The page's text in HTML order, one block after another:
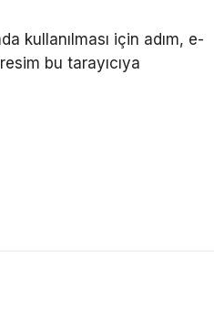
kullanılması için adım, e-
bu tarayıcıya